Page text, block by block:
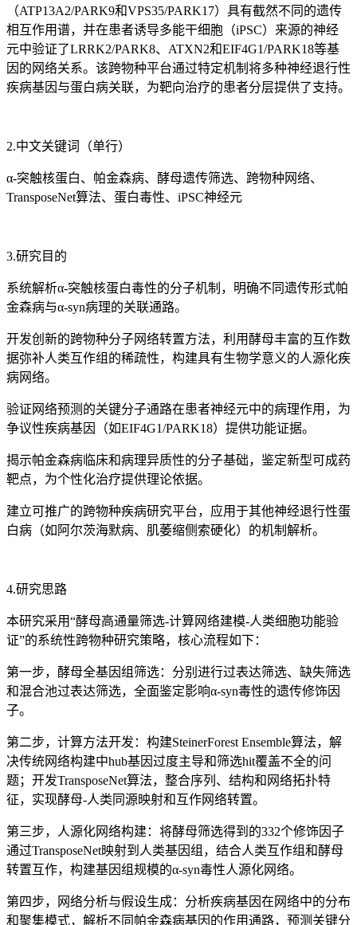
（ATP13A2/PARK9和VPS35/PARK17）具有截然不同的遗传
相互作用谱，并在患者诱导多能干细胞（iPSC）来源的神经
元中验证了LRRK2/PARK8、ATXN2和EIF4G1/PARK18等基
因的网络关系。该跨物种平台通过特定机制将多种神经退行性
疾病基因与蛋白病关联，为靶向治疗的患者分层提供了支持。
2.中文关键词（单行）
α-突触核蛋白、帕金森病、酵母遗传筛选、跨物种网络、
TransposeNet算法、蛋白毒性、iPSC神经元
3.研究目的
系统解析α-突触核蛋白毒性的分子机制，明确不同遗传形式帕
金森病与α-syn病理的关联通路。
开发创新的跨物种分子网络转置方法，利用酵母丰富的互作数
据弥补人类互作组的稀疏性，构建具有生物学意义的人源化疾
病网络。
验证网络预测的关键分子通路在患者神经元中的病理作用，为
争议性疾病基因（如EIF4G1/PARK18）提供功能证据。
揭示帕金森病临床和病理异质性的分子基础，鉴定新型可成药
靶点，为个性化治疗提供理论依据。
建立可推广的跨物种疾病研究平台，应用于其他神经退行性蛋
白病（如阿尔茨海默病、肌萎缩侧索硬化）的机制解析。
4.研究思路
本研究采用“酵母高通量筛选-计算网络建模-人类细胞功能验
证”的系统性跨物种研究策略，核心流程如下：
第一步，酵母全基因组筛选：分别进行过表达筛选、缺失筛选
和混合池过表达筛选，全面鉴定影响α-syn毒性的遗传修饰因
子。
第二步，计算方法开发：构建SteinerForest Ensemble算法，解
决传统网络构建中hub基因过度主导和筛选hit覆盖不全的问
题；开发TransposeNet算法，整合序列、结构和网络拓扑特
征，实现酵母-人类同源映射和互作网络转置。
第三步，人源化网络构建：将酵母筛选得到的332个修饰因子
通过TransposeNet映射到人类基因组，结合人类互作组和酵母
转置互作，构建基因组规模的α-syn毒性人源化网络。
第四步，网络分析与假设生成：分析疾病基因在网络中的分布
和聚集模式，解析不同帕金森病基因的作用通路，预测关键分